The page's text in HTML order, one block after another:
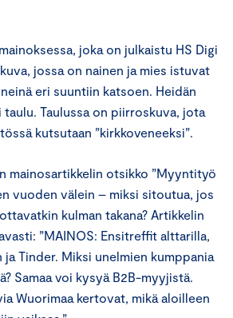
joka on julkaistu HS Digi
jossa on nainen ja mies istuvat
eri suuntiin katsoen. Heidän
Taulussa on piirroskuva, jota
kutsutaan ”kirkkoveneeksi”.
mainosartikkelin otsikko ”Myyntityö
vuoden välein – miksi sitoutua, jos
kulman takana? Artikkelin
”MAINOS: Ensitreffit alttarilla,
ja Tinder. Miksi unelmien kumppania
Samaa voi kysyä B2B-myyjistä.
Wuorimaa kertovat, mikä aloilleen